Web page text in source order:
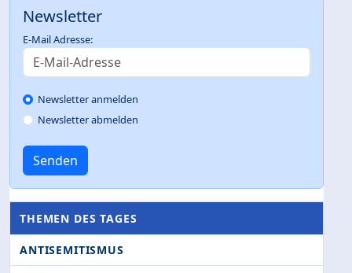
Newsletter
E-Mail Adresse:
Newsletter anmelden
Newsletter abmelden
Senden
THEMEN DES TAGES
ANTISEMITISMUS